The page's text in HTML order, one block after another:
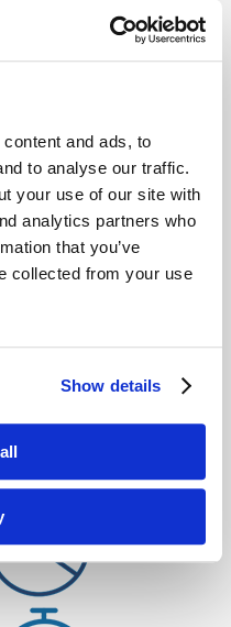
and ads, to
to analyse our traffic.
your use of our site with
analytics partners who
that you’ve
collected from your use
Show details
ayudar a
con agua
y luego
vapor o
de